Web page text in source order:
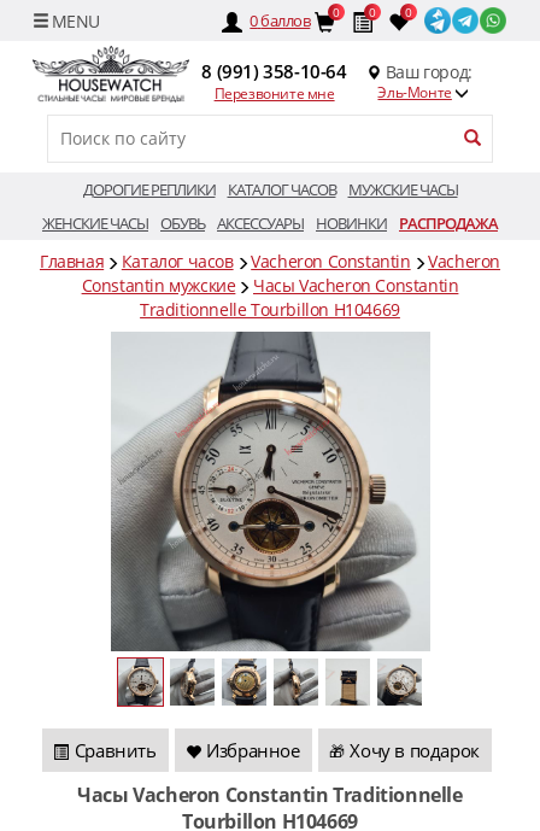
0баллов 0 0 0
8 (991) 358-10-64
Перезвоните мне
Ваш город:
Эль-Монте
ДОРОГИЕ РЕПЛИКИ КАТАЛОГ ЧАСОВ
МУЖСКИЕ ЧАСЫ
ЖЕНСКИЕ ЧАСЫ ОБУВЬ АКСЕССУАРЫ НОВИНКИ РАСПРОДАЖА
Главная Каталог часов Vacheron Constantin
Vacheron
Constantin мужские
Часы Vacheron Constantin
Traditionnelle Tourbillon H104669
Сравнить Избранное 🎁 Хочу в подарок
Часы Vacheron Constantin Traditionnelle
Tourbillon H104669